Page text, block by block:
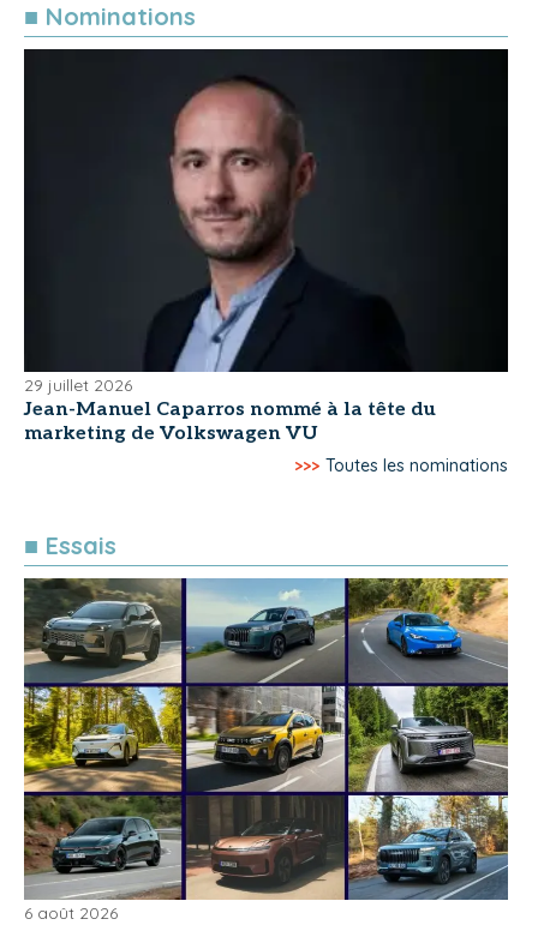
■ Nominations
29 juillet 2026
Jean-Manuel Caparros nommé à la tête du
marketing de Volkswagen VU
>>> Toutes les nominations
■ Essais
6 août 2026